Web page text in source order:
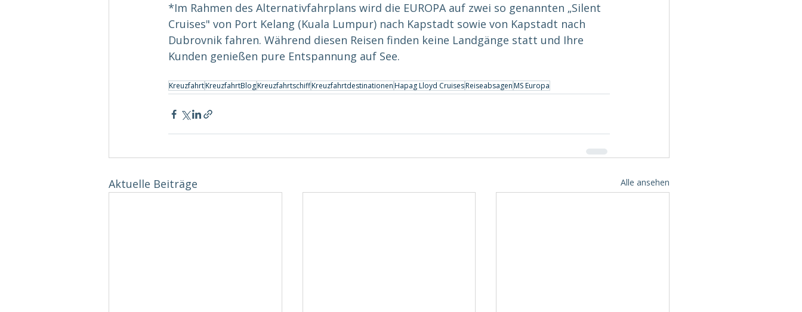
*Im Rahmen des Alternativfahrplans wird die EUROPA auf zwei so genannten „Silent
Cruises" von Port Kelang (Kuala Lumpur) nach Kapstadt sowie von Kapstadt nach
Dubrovnik fahren. Während diesen Reisen finden keine Landgänge statt und Ihre
Kunden genießen pure Entspannung auf See.
KreuzfahrtKreuzfahrtBlogKreuzfahrtschiffKreuzfahrtdestinationenHapag Lloyd CruisesReiseabsagenMS Europa
Aktuelle Beiträge Alle ansehen